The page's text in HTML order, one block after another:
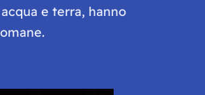
e terra, hanno